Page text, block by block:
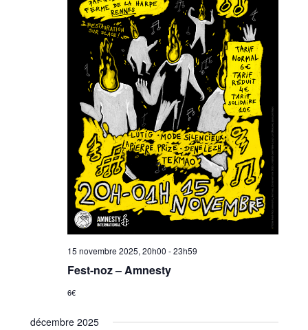
15 novembre 2025, 20h00 -23h59
Fest-noz – Amnesty
6€
décembre 2025